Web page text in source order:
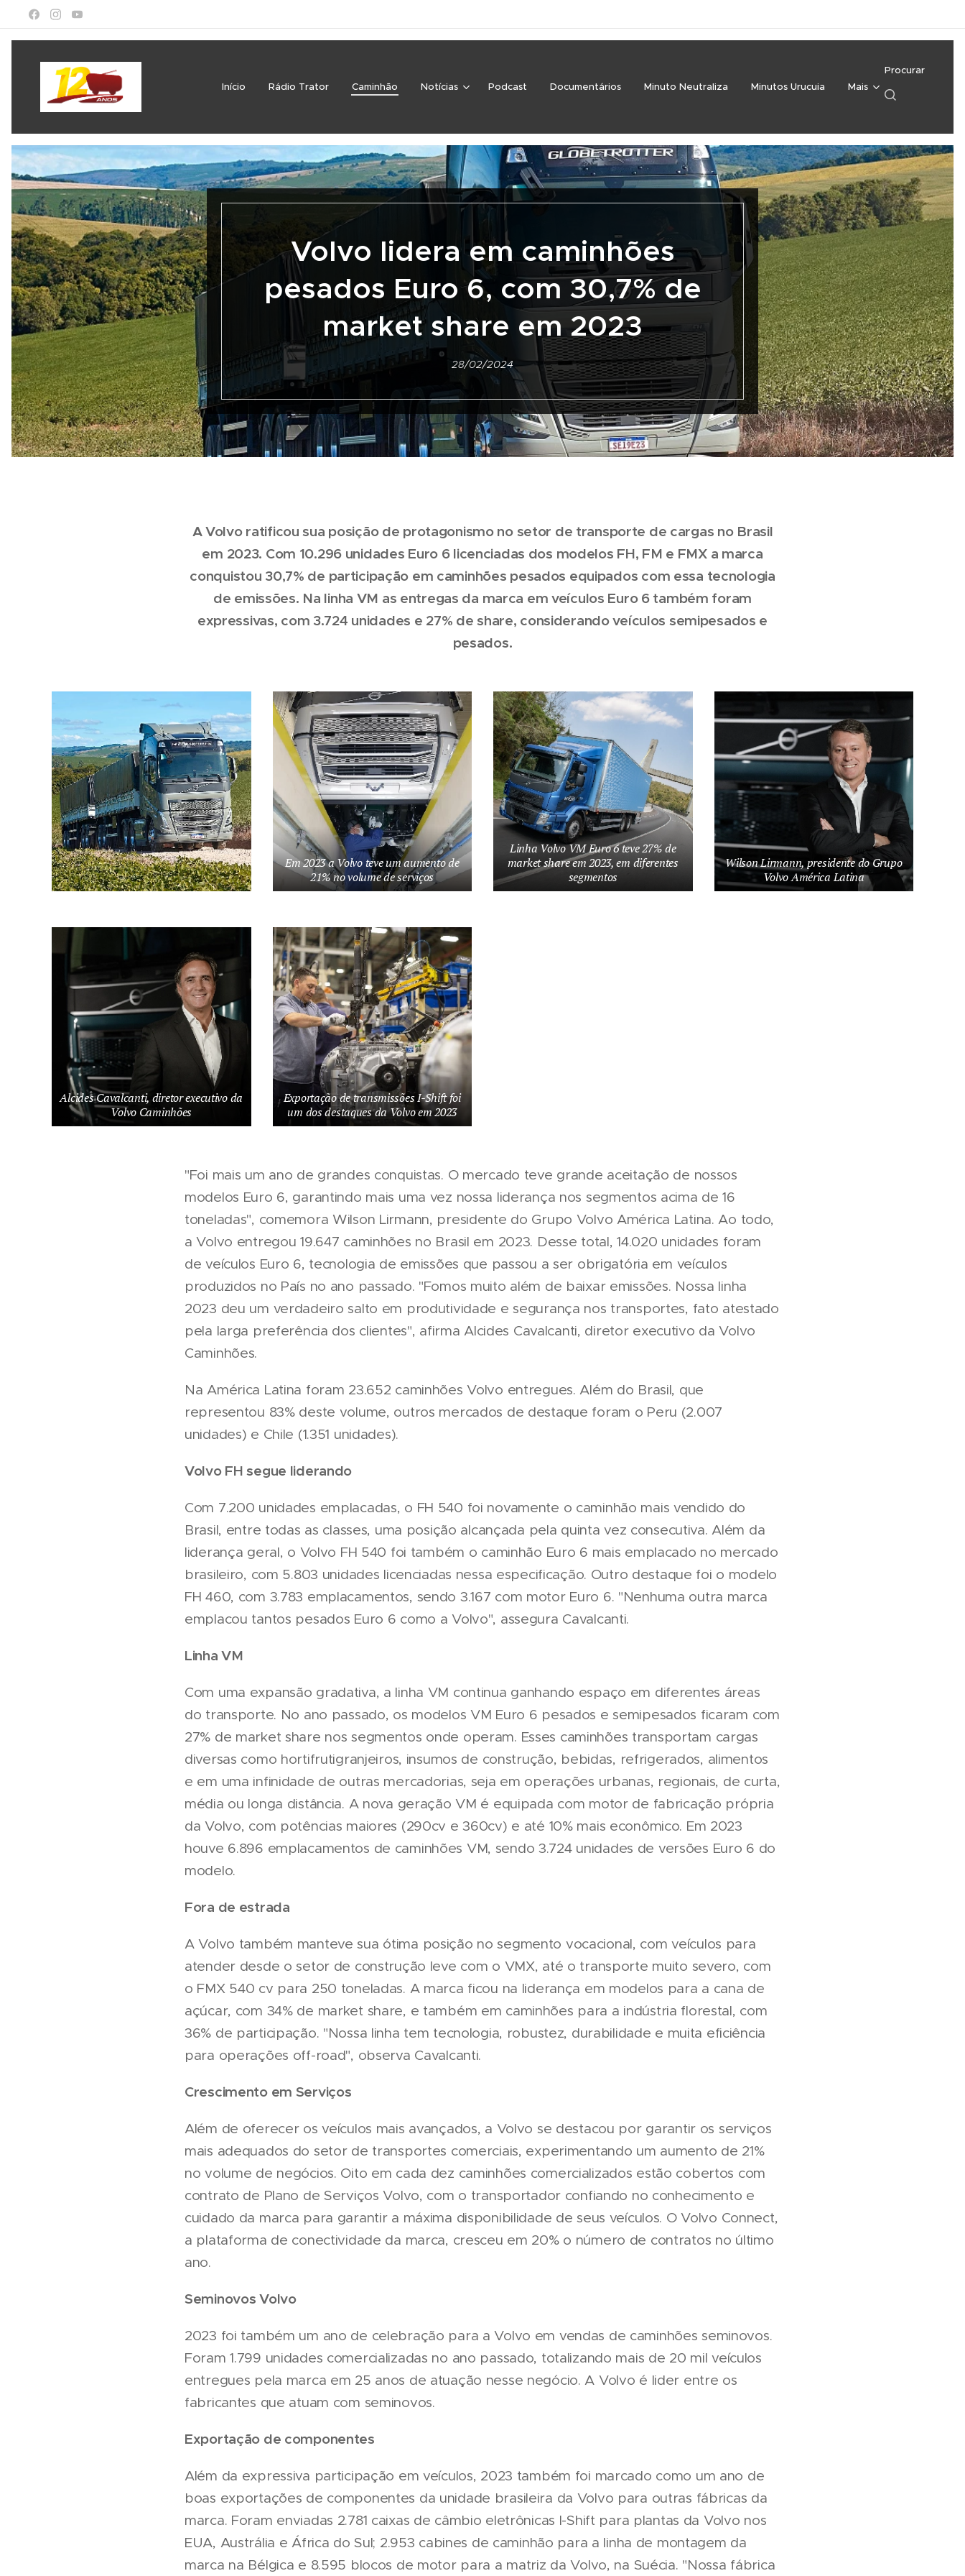
Início Rádio Trator Caminhão Notícias Podcast Documentários Minuto Neutraliza Minutos Urucuia Mais
Procurar
Volvo lidera em caminhões
pesados Euro 6, com 30,7% de
market share em 2023
28/02/2024
A Volvo ratificou sua posição de protagonismo no setor de transporte de cargas no Brasil
em 2023. Com 10.296 unidades Euro 6 licenciadas dos modelos FH, FM e FMX a marca
conquistou 30,7% de participação em caminhões pesados equipados com essa tecnologia
de emissões. Na linha VM as entregas da marca em veículos Euro 6 também foram
expressivas, com 3.724 unidades e 27% de share, considerando veículos semipesados e
pesados.
Em 2023 a Volvo teve um aumento de
21% no volume de serviços
Linha Volvo VM Euro 6 teve 27% de
market share em 2023, em diferentes
segmentos
Wilson Lirmann, presidente do Grupo
Volvo América Latina
Alcides Cavalcanti, diretor executivo da
Volvo Caminhões
Exportação de transmissões I-Shift foi
um dos destaques da Volvo em 2023
"Foi mais um ano de grandes conquistas. O mercado teve grande aceitação de nossos
modelos Euro 6, garantindo mais uma vez nossa liderança nos segmentos acima de 16
toneladas", comemora Wilson Lirmann, presidente do Grupo Volvo América Latina. Ao todo,
a Volvo entregou 19.647 caminhões no Brasil em 2023. Desse total, 14.020 unidades foram
de veículos Euro 6, tecnologia de emissões que passou a ser obrigatória em veículos
produzidos no País no ano passado. "Fomos muito além de baixar emissões. Nossa linha
2023 deu um verdadeiro salto em produtividade e segurança nos transportes, fato atestado
pela larga preferência dos clientes", afirma Alcides Cavalcanti, diretor executivo da Volvo
Caminhões.
Na América Latina foram 23.652 caminhões Volvo entregues. Além do Brasil, que
representou 83% deste volume, outros mercados de destaque foram o Peru (2.007
unidades) e Chile (1.351 unidades).
Volvo FH segue liderando
Com 7.200 unidades emplacadas, o FH 540 foi novamente o caminhão mais vendido do
Brasil, entre todas as classes, uma posição alcançada pela quinta vez consecutiva. Além da
liderança geral, o Volvo FH 540 foi também o caminhão Euro 6 mais emplacado no mercado
brasileiro, com 5.803 unidades licenciadas nessa especificação. Outro destaque foi o modelo
FH 460, com 3.783 emplacamentos, sendo 3.167 com motor Euro 6. "Nenhuma outra marca
emplacou tantos pesados Euro 6 como a Volvo", assegura Cavalcanti.
Linha VM
Com uma expansão gradativa, a linha VM continua ganhando espaço em diferentes áreas
do transporte. No ano passado, os modelos VM Euro 6 pesados e semipesados ficaram com
27% de market share nos segmentos onde operam. Esses caminhões transportam cargas
diversas como hortifrutigranjeiros, insumos de construção, bebidas, refrigerados, alimentos
e em uma infinidade de outras mercadorias, seja em operações urbanas, regionais, de curta,
média ou longa distância. A nova geração VM é equipada com motor de fabricação própria
da Volvo, com potências maiores (290cv e 360cv) e até 10% mais econômico. Em 2023
houve 6.896 emplacamentos de caminhões VM, sendo 3.724 unidades de versões Euro 6 do
modelo.
Fora de estrada
A Volvo também manteve sua ótima posição no segmento vocacional, com veículos para
atender desde o setor de construção leve com o VMX, até o transporte muito severo, com
o FMX 540 cv para 250 toneladas. A marca ficou na liderança em modelos para a cana de
açúcar, com 34% de market share, e também em caminhões para a indústria florestal, com
36% de participação. "Nossa linha tem tecnologia, robustez, durabilidade e muita eficiência
para operações off-road", observa Cavalcanti.
Crescimento em Serviços
Além de oferecer os veículos mais avançados, a Volvo se destacou por garantir os serviços
mais adequados do setor de transportes comerciais, experimentando um aumento de 21%
no volume de negócios. Oito em cada dez caminhões comercializados estão cobertos com
contrato de Plano de Serviços Volvo, com o transportador confiando no conhecimento e
cuidado da marca para garantir a máxima disponibilidade de seus veículos. O Volvo Connect,
a plataforma de conectividade da marca, cresceu em 20% o número de contratos no último
ano.
Seminovos Volvo
2023 foi também um ano de celebração para a Volvo em vendas de caminhões seminovos.
Foram 1.799 unidades comercializadas no ano passado, totalizando mais de 20 mil veículos
entregues pela marca em 25 anos de atuação nesse negócio. A Volvo é lider entre os
fabricantes que atuam com seminovos.
Exportação de componentes
Além da expressiva participação em veículos, 2023 também foi marcado como um ano de
boas exportações de componentes da unidade brasileira da Volvo para outras fábricas da
marca. Foram enviadas 2.781 caixas de câmbio eletrônicas I-Shift para plantas da Volvo nos
EUA, Austrália e África do Sul; 2.953 cabines de caminhão para a linha de montagem da
marca na Bélgica e 8.595 blocos de motor para a matriz da Volvo, na Suécia. "Nossa fábrica